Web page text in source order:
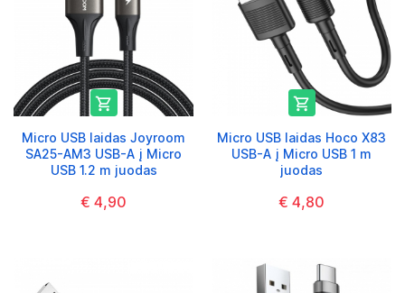

Micro USB laidas Joyroom
SA25-AM3 USB-A į Micro
USB 1.2 m juodas
€ 4,90

Micro USB laidas Hoco X83
USB-A į Micro USB 1 m
juodas
€ 4,80